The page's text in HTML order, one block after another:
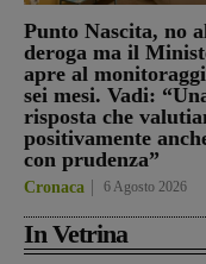
Punto Nascita, no
deroga ma il
apre al
sei mesi. Vadi:
risposta che
positivamente
con prudenza”
Cronaca 6 Agosto 2026
In Vetrina